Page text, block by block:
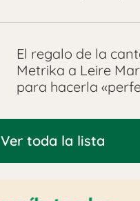
El regalo de la
Metrika a Leire
para hacerla
Ver toda la lista